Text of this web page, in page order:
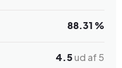
88.31 %
4.5ud af 5